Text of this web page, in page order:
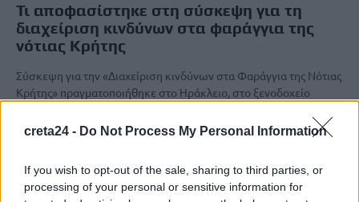
creta24 - Do Not Process My Personal Information
If you wish to opt-out of the sale, sharing to third parties, or
processing of your personal or sensitive information for
Τι αποφασίστηκε στη σύσκεψη για τη
διαχείριση κινδύνων στα φαράγγια της
νότιας Κρήτης
Σύσκεψη για την «Διαχείριση κινδύνων στα Φαράγγια της Νότιας
Κρήτης» πραγματοποιήθηκε στο Ηράκλειο, στο ξενοδοχείο
Newsroom 22 Μαΐου, 2026